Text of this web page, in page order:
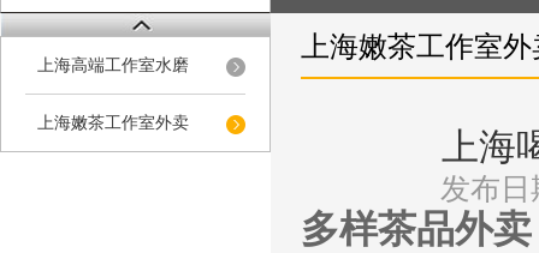
上海高端工作室水磨
上海嫩茶工作室外卖
上海嫩茶工作室
上海
发布日
多样茶品外